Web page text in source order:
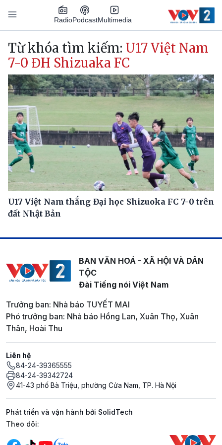
Nhảy đến nội dung
RadioPodcastMultimedia
Main navigation
Từ khóa tìm kiếm: U17 Việt Nam
7-0 ĐH Shizuaka FC
U17 Việt Nam thắng Đại học Shizuoka FC 7-0 trên
đất Nhật Bản
BAN VĂN HOÁ - XÃ HỘI VÀ DÂN
TỘC
Đài Tiếng nói Việt Nam
Trưởng ban: Nhà báo TUYẾT MAI
Phó trưởng ban: Nhà báo Hồng Lan, Xuân Thọ, Xuân
Thân, Hoài Thu
Liên hệ
84-24-39365555
84-24-39342724
41-43 phố Bà Triệu, phường Cửa Nam, TP. Hà Nội
Phát triển và vận hành bởi SolidTech
Mạng xã hội
Theo dõi: